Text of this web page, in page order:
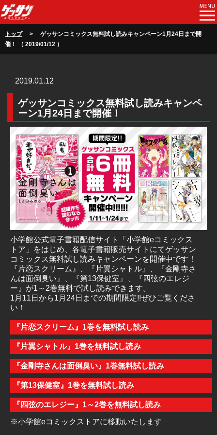
トップ> ゲッサンコミックス無料試し読みキャンペーン1月24日まで開
催！ （ 2019/01/12 ）
2019.01.12
ゲッサンコミックス無料試し読みキャンペ
ーン1月24日まで開催！
小学館公式電子書籍配信サイト「小学館eコミックス
トア」をはじめ、各電子書籍販売サイトにてゲッサン
コミックス無料試し読みキャンペーンを開催中です！
『片恋スクリーム』、『片翼シャトル』、『金剛寺さ
んは面倒臭い』、『第13保健室』、『四弦のエレジ
ー』が1～2巻無料で試し読みできます。
1月11日から1月24日までの期間限定!!ぜひご覧くださ
い！
『片恋スクリーム』1巻を無料試し読み
『片翼シャトル』1巻を無料試し読み
『金剛寺さんは面倒臭い』1巻無料試し読み
『第13保健室』1巻を無料試し読み
『四弦のエレジー』1～2巻を無料試し読み
※小学館eコミックストアに移動いたします